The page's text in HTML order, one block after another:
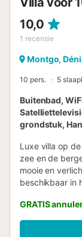
voor
10,0
1 recensie
Montgo,
10 pers. 5
Buitenbad,
grondstuk,
Luxe villa op
zee en de
mooie en
beschikbaar in
van het strand.
badkamers.
een eigen
GRATIS